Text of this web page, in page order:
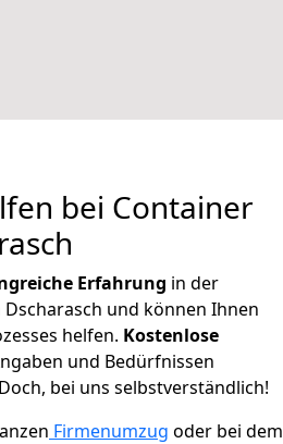
bei Container
Erfahrung in der
und können Ihnen
helfen. Kostenlose
und Bedürfnissen
bei uns selbstverständlich!
Firmenumzug oder bei dem